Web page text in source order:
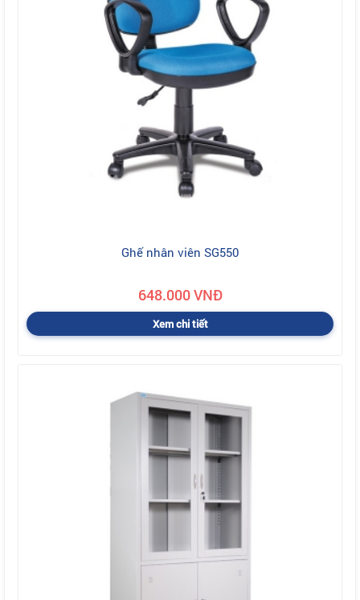
Ghế nhân viên SG550
648.000 VNĐ
Xem chi tiết